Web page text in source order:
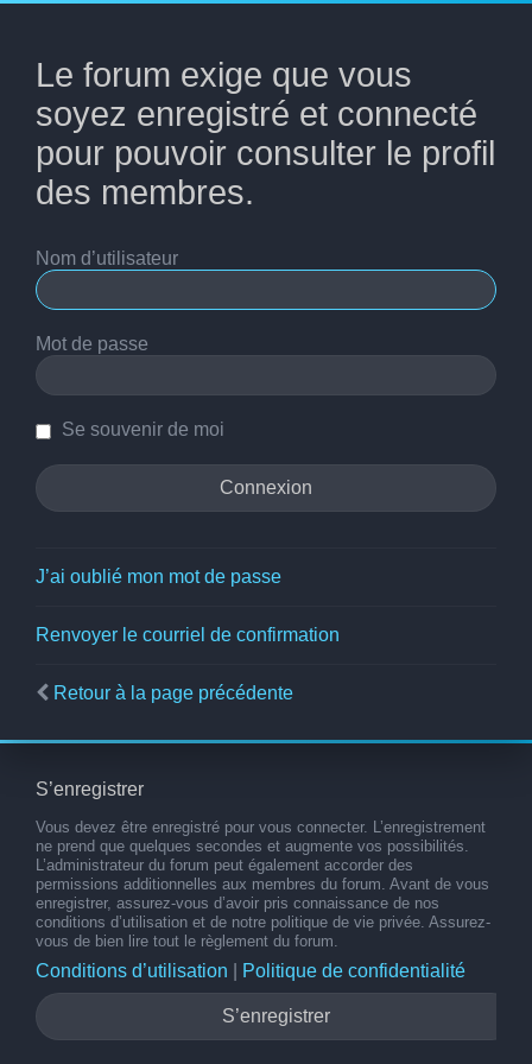
Le forum exige que vous
soyez enregistré et connecté
pour pouvoir consulter le profil
des membres.
Nom d’utilisateur
Mot de passe
Se souvenir de moi
J’ai oublié mon mot de passe
Renvoyer le courriel de confirmation
Retour à la page précédente
S’enregistrer
Vous devez être enregistré pour vous connecter. L’enregistrement
ne prend que quelques secondes et augmente vos possibilités.
L’administrateur du forum peut également accorder des
permissions additionnelles aux membres du forum. Avant de vous
enregistrer, assurez-vous d’avoir pris connaissance de nos
conditions d’utilisation et de notre politique de vie privée. Assurez-
vous de bien lire tout le règlement du forum.
Conditions d’utilisation Politique de confidentialité
S’enregistrer